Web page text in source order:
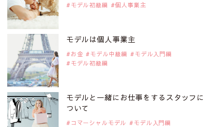
2019年9月29日
是非ご覧ください。
アジアの注目モデル Rebecca Tan
2019年9月29日
注目モデルを1名追加いたしました。
是非ご覧ください。
注目モデル イーランさん
モデル初級編
個人事業主
モデルは個人事業主
お金 モデル中級編
モデル入門編
モデル初級編
モデルと一緒にお仕事をするスタッフに
ついて
コマーシャルモデル
モデル入門編